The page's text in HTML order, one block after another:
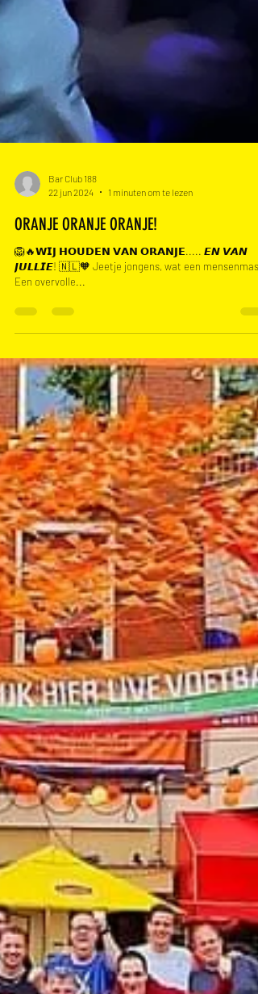
22 jun 2024
1 minuten om te lezen
ORANJE ORANJE ORANJE!
🦁🔥𝗪𝗜𝗝 𝗛𝗢𝗨𝗗𝗘𝗡 𝗩𝗔𝗡 𝗢𝗥𝗔𝗡𝗝𝗘..... 𝙀𝙉 𝙑𝘼𝙉
Een overvolle...